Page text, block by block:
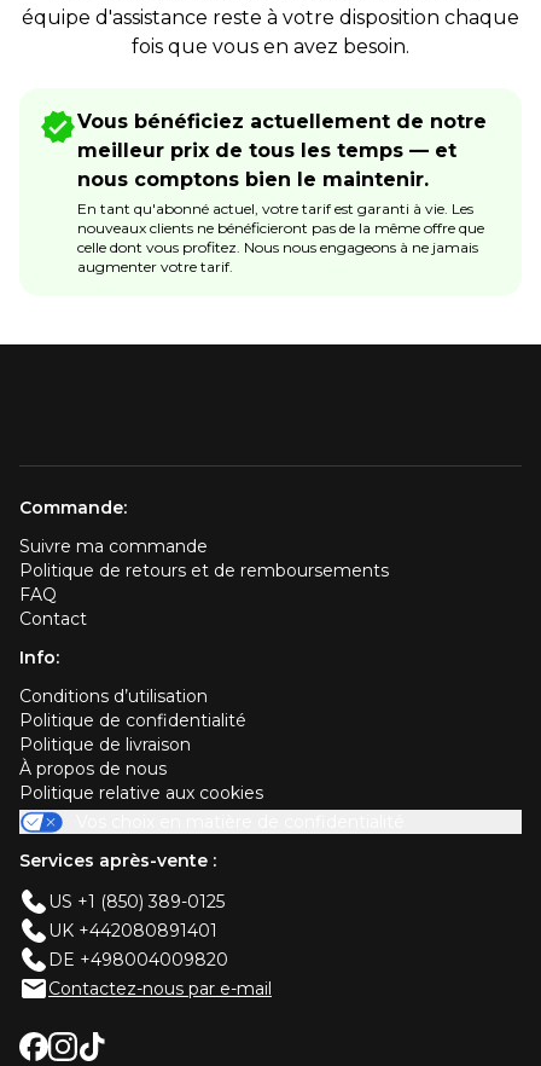
équipe d'assistance reste à votre disposition chaque
fois que vous en avez besoin.
Vous bénéficiez actuellement de notre
meilleur prix de tous les temps — et
nous comptons bien le maintenir.
En tant qu'abonné actuel, votre tarif est garanti à vie. Les
nouveaux clients ne bénéficieront pas de la même offre que
celle dont vous profitez. Nous nous engageons à ne jamais
augmenter votre tarif.
Commande:
Suivre ma commande
Politique de retours et de remboursements
FAQ
Contact
Info:
Conditions d’utilisation
Politique de confidentialité
Politique de livraison
À propos de nous
Politique relative aux cookies
Services après-vente :
US +1 (850) 389-0125
UK +442080891401
DE +498004009820
Contactez-nous par e-mail